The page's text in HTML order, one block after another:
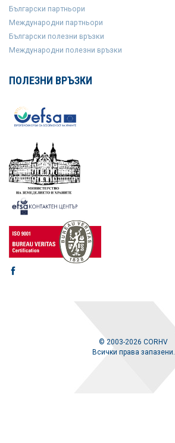
Български партньори
Международни партньори
Български полезни връзки
Международни полезни връзки
ПОЛЕЗНИ ВРЪЗКИ
© 2003-2026 CORHV
Всички права запазени.